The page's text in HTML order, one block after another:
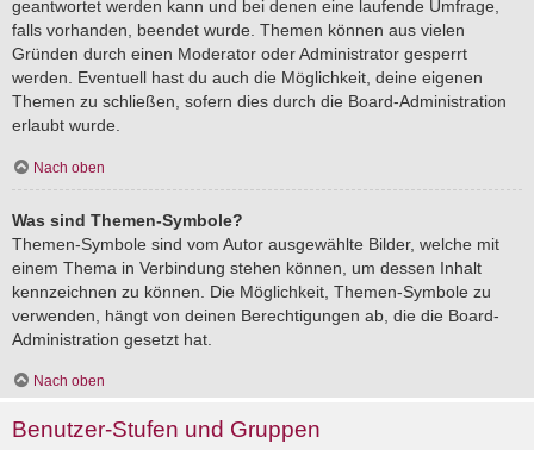
geantwortet werden kann und bei denen eine laufende Umfrage,
falls vorhanden, beendet wurde. Themen können aus vielen
Gründen durch einen Moderator oder Administrator gesperrt
werden. Eventuell hast du auch die Möglichkeit, deine eigenen
Themen zu schließen, sofern dies durch die Board-Administration
erlaubt wurde.
Nach oben
Was sind Themen-Symbole?
Themen-Symbole sind vom Autor ausgewählte Bilder, welche mit
einem Thema in Verbindung stehen können, um dessen Inhalt
kennzeichnen zu können. Die Möglichkeit, Themen-Symbole zu
verwenden, hängt von deinen Berechtigungen ab, die die Board-
Administration gesetzt hat.
Nach oben
Benutzer-Stufen und Gruppen